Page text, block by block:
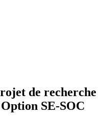
de recherche
SE-SOC